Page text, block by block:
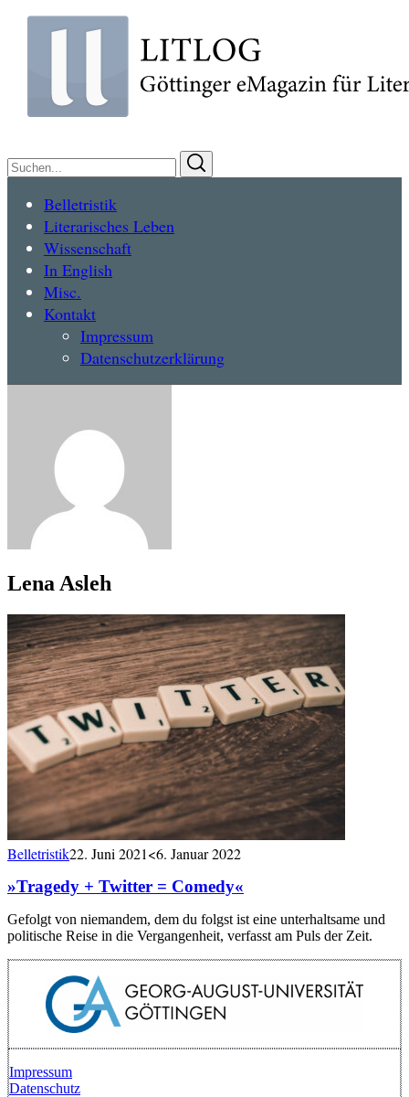
Suchen
nach:
Belletristik
Literarisches Leben
Wissenschaft
In English
Misc.
Kontakt
Impressum
Datenschutzerklärung
Lena Asleh
Belletristik22. Juni 2021<6. Januar 2022
»Tragedy + Twitter = Comedy«
Gefolgt von niemandem, dem du folgst ist eine unterhaltsame und
politische Reise in die Vergangenheit, verfasst am Puls der Zeit.
Impressum
Datenschutz